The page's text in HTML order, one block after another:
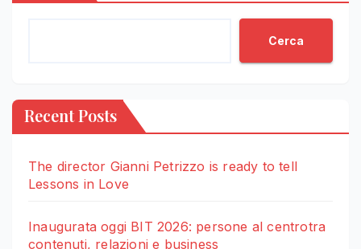
Cerca
Recent Posts
The director Gianni Petrizzo is ready to tell
Lessons in Love
Inaugurata oggi BIT 2026: persone al centrotra
contenuti, relazioni e business